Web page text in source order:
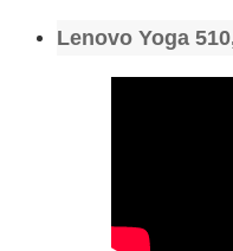
Lenovo Yoga